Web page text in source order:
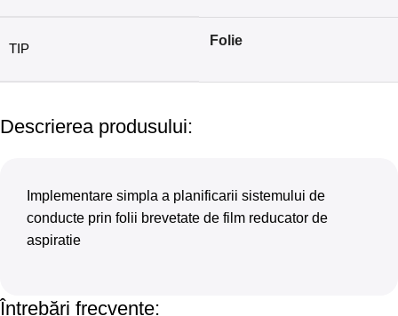
TIP
Folie
Descrierea produsului:
Implementare simpla a planificarii sistemului de
conducte prin folii brevetate de film reducator de
aspiratie
Întrebări frecvente: